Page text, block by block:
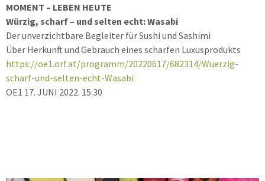
MOMENT – LEBEN HEUTE
Würzig, scharf – und selten echt: Wasabi
Der unverzichtbare Begleiter für Sushi und Sashimi
Über Herkunft und Gebrauch eines scharfen Luxusprodukts
https://oe1.orf.at/programm/20220617/682314/Wuerzig-
scharf-und-selten-echt-Wasabi
OE1 17. JUNI 2022. 15:30